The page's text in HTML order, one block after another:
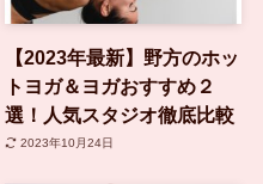
【2023年最新】野方のホッ
トヨガ＆ヨガおすすめ２
選！人気スタジオ徹底比較
2023年10月24日